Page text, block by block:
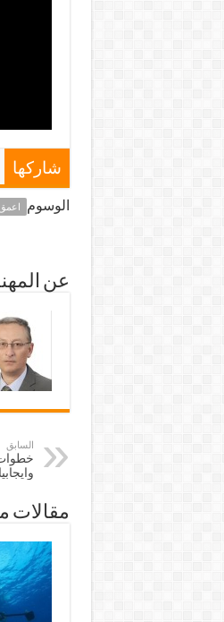
شاركها
الوسوم
عن
السابق
خطوات
مقالات